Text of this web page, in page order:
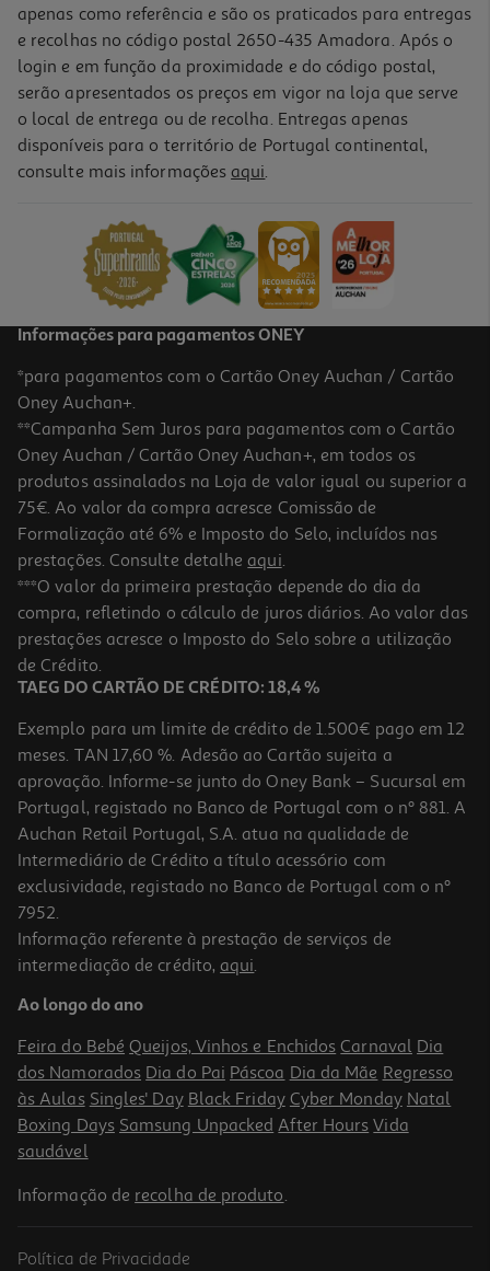
apenas como referência e são os praticados para entregas
e recolhas no código postal 2650-435 Amadora. Após o
login e em função da proximidade e do código postal,
serão apresentados os preços em vigor na loja que serve
o local de entrega ou de recolha. Entregas apenas
disponíveis para o território de Portugal continental,
consulte mais informações aqui.
Informações para pagamentos ONEY
*para pagamentos com o Cartão Oney Auchan / Cartão
Oney Auchan+.
**Campanha Sem Juros para pagamentos com o Cartão
Oney Auchan / Cartão Oney Auchan+, em todos os
produtos assinalados na Loja de valor igual ou superior a
75€. Ao valor da compra acresce Comissão de
Formalização até 6% e Imposto do Selo, incluídos nas
prestações. Consulte detalhe aqui.
***O valor da primeira prestação depende do dia da
compra, refletindo o cálculo de juros diários. Ao valor das
prestações acresce o Imposto do Selo sobre a utilização
de Crédito.
TAEG DO CARTÃO DE CRÉDITO: 18,4 %
Exemplo para um limite de crédito de 1.500€ pago em 12
meses. TAN 17,60 %. Adesão ao Cartão sujeita a
aprovação. Informe-se junto do Oney Bank – Sucursal em
Portugal, registado no Banco de Portugal com o nº 881. A
Auchan Retail Portugal, S.A. atua na qualidade de
Intermediário de Crédito a título acessório com
exclusividade, registado no Banco de Portugal com o nº
7952.
Informação referente à prestação de serviços de
intermediação de crédito, aqui.
Ao longo do ano
Feira do Bebé Queijos, Vinhos e Enchidos Carnaval Dia
dos Namorados Dia do Pai Páscoa Dia da Mãe Regresso
às Aulas Singles' Day Black Friday Cyber Monday Natal
Boxing Days Samsung Unpacked After Hours Vida
saudável
Informação de recolha de produto.
Política de Privacidade